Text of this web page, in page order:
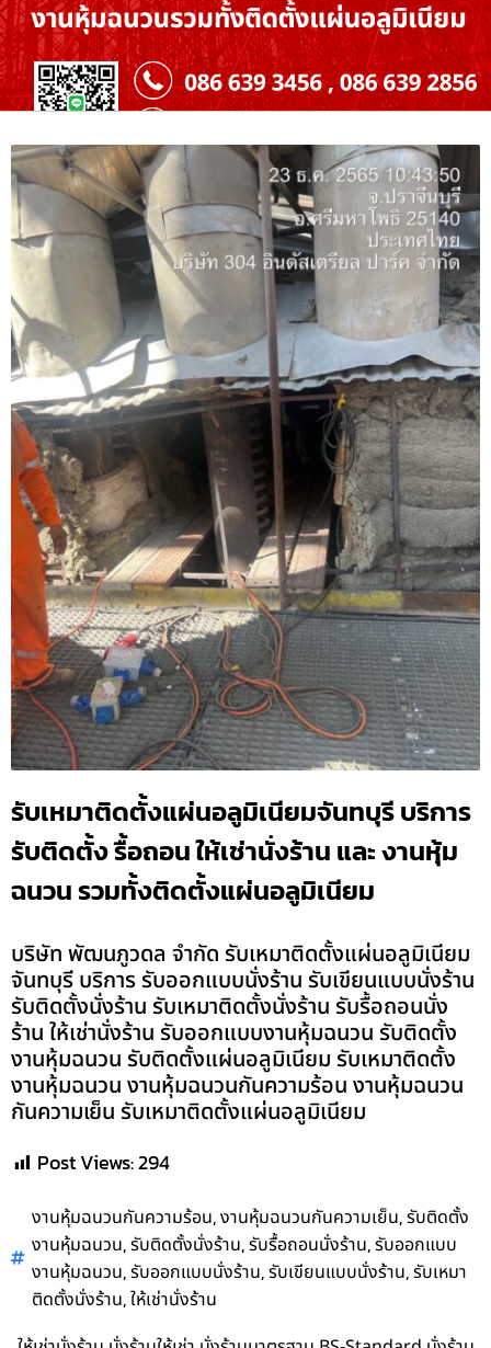
รับเหมาติดตั้งแผ่นอลูมิเนียมจันทบุรี บริการ
รับติดตั้ง รื้อถอน ให้เช่านั่งร้าน และ งานหุ้ม
ฉนวน รวมทั้งติดตั้งแผ่นอลูมิเนียม
บริษัท พัฒนภูวดล จำกัด รับเหมาติดตั้งแผ่นอลูมิเนียม
จันทบุรี บริการ รับออกแบบนั่งร้าน รับเขียนแบบนั่งร้าน
รับติดตั้งนั่งร้าน รับเหมาติดตั้งนั่งร้าน รับรื้อถอนนั่ง
ร้าน ให้เช่านั่งร้าน รับออกแบบงานหุ้มฉนวน รับติดตั้ง
งานหุ้มฉนวน รับติดตั้งแผ่นอลูมิเนียม รับเหมาติดตั้ง
งานหุ้มฉนวน งานหุ้มฉนวนกันความร้อน งานหุ้มฉนวน
กันความเย็น รับเหมาติดตั้งแผ่นอลูมิเนียม
Post Views:294
งานหุ้มฉนวนกันความร้อน,งานหุ้มฉนวนกันความเย็น,รับติดตั้ง
งานหุ้มฉนวน,รับติดตั้งนั่งร้าน,รับรื้อถอนนั่งร้าน,รับออกแบบ
งานหุ้มฉนวน,รับออกแบบนั่งร้าน,รับเขียนแบบนั่งร้าน,รับเหมา
ติดตั้งนั่งร้าน,ให้เช่านั่งร้าน